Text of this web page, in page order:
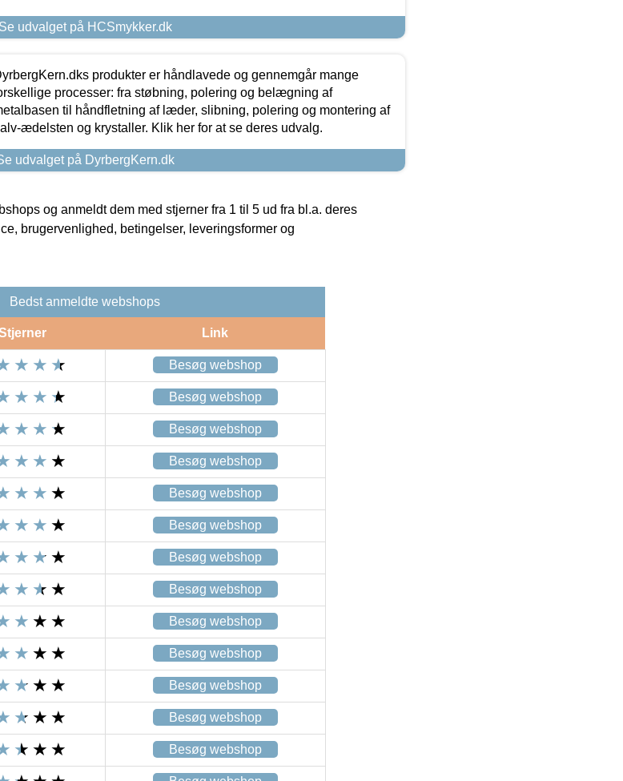
Se udvalget på HCSmykker.dk
produkter er håndlavede og gennemgår mange
processer: fra støbning, polering og belægning af
til håndfletning af læder, slibning, polering og montering af
ædelsten og krystaller. Klik her for at se deres udvalg.
udvalget på DyrbergKern.dk
og anmeldt dem med stjerner fra 1 til 5 ud fra bl.a. deres
brugervenlighed, betingelser, leveringsformer og
Bedst anmeldte webshops
Link
Besøg webshop
Besøg webshop
Besøg webshop
Besøg webshop
Besøg webshop
Besøg webshop
Besøg webshop
Besøg webshop
Besøg webshop
Besøg webshop
Besøg webshop
Besøg webshop
Besøg webshop